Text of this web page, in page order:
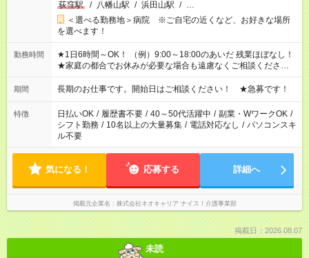
荻窪駅
/ 八幡山駅 / 浜田山駅 / …
＜選べる勤務地＞病院 ※ご自宅の近くなど、お好きな場所
を選べます！
勤務時間
★1日6時間～OK！ （例）9:00～18:00のあいだ 残業ほぼなし！
★家庭の都合でお休みが必要な場合も遠慮なくご相談ください。
※シフトはご希望に合わせて調整可能です。 その他、 ＊週4日・
1日7時間 ＊日勤のみ ＊土日休み ＊午前だけ・午後だけ ＊平日
仕事をご紹介できます！ 登録の際に、あなたのご希望をお聞か
せください。
期間 長期のお仕事です。開始日はご相談ください！ ★急募です！
特徴 日払いOK / 履歴書不要 / 40～50代活躍中 / 副業・WワークOK /
シフト勤務 / 10名以上の大量募集 / 電話対応なし / パソコンスキ
ル不要
気になる！ 応募する 詳細へ
掲載元企業名 株式会社ネオキャリア ナイス！介護事業部
掲載日：2026.08.07
未読